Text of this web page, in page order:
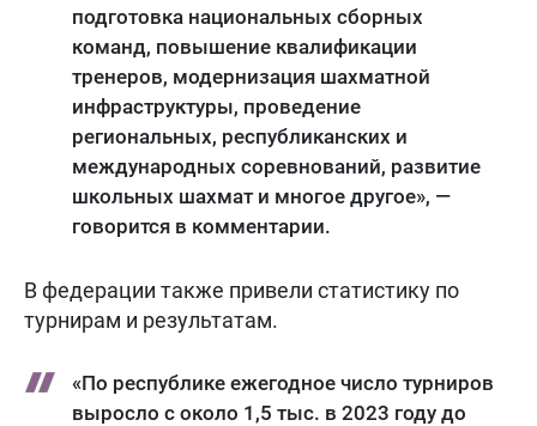
подготовка национальных сборных
команд, повышение квалификации
тренеров, модернизация шахматной
инфраструктуры, проведение
региональных, республиканских и
международных соревнований, развитие
школьных шахмат и многое другое», —
говорится в комментарии.
В федерации также привели статистику по
турнирам и результатам.
«По республике ежегодное число турниров
выросло с около 1,5 тыс. в 2023 году до